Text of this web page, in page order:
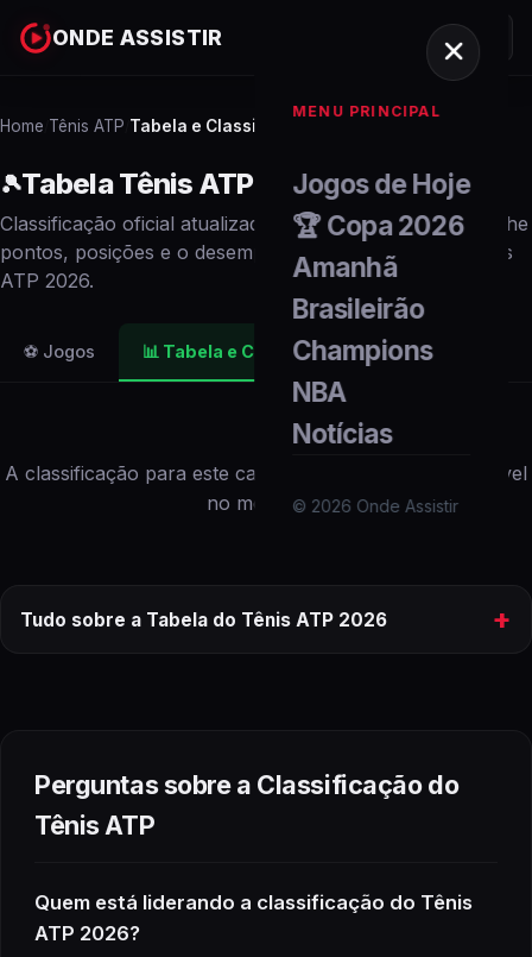
ONDE ASSISTIR
MENU PRINCIPAL
Jogos de Hoje
🏆 Copa 2026
Amanhã
Brasileirão
Champions
NBA
Notícias
© 2026 Onde Assistir
Home Tênis ATP Tabela e Classificação
🎾TabelaTênis ATP 2026
Classificação oficial atualizada em tempo real. Acompanhe
pontos, posições e o desempenho de cadatime
Tênis
ATP 2026.
⚽ Jogos 📊 Tabela e Classificação
A classificação para este campeonato não está disponível
no momento.
Tudo sobre a Tabela do Tênis ATP 2026 +
Tênis ATP
Tênis ATP
Perguntas sobre a Classificação do
Tênis ATP
Quem está liderando a classificação do Tênis
ATP 2026?